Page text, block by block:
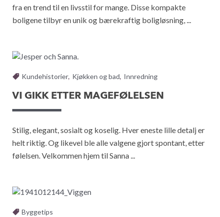
fra en trend til en livsstil for mange. Disse kompakte
boligene tilbyr en unik og bærekraftig boligløsning, ...
Kundehistorier, Kjøkken og bad, Innredning
VI GIKK ETTER MAGEFØLELSEN
Stilig, elegant, sosialt og koselig. Hver eneste lille detalj er
helt riktig. Og likevel ble alle valgene gjort spontant, etter
følelsen. Velkommen hjem til Sanna ...
Byggetips